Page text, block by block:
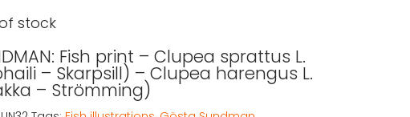
Fish print – Clupea sprattus L.
– Skarpsill) – Clupea harengus L.
– Strömming)
stock